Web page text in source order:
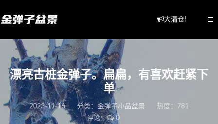
大清仓!
漂亮古桩金弹子。扁扁，有喜欢赶紧下
单
2023-11-16 分类：金弹子小品盆景
热度：781
评论：
0